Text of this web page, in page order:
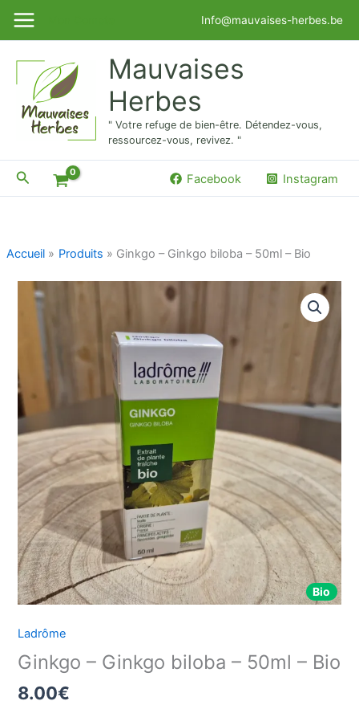
Info@mauvaises-herbes.be
Mauvaises
Herbes
" Votre refuge de bien-être. Détendez-vous,
ressourcez-vous, revivez. "
Rechercher Facebook Instagram
Accueil Produits Ginkgo – Ginkgo biloba – 50ml – Bio
Bio
Ladrôme
Ginkgo – Ginkgo biloba – 50ml – Bio
8.00€
quantité
Ginkgo
biloba
-
-
Bio